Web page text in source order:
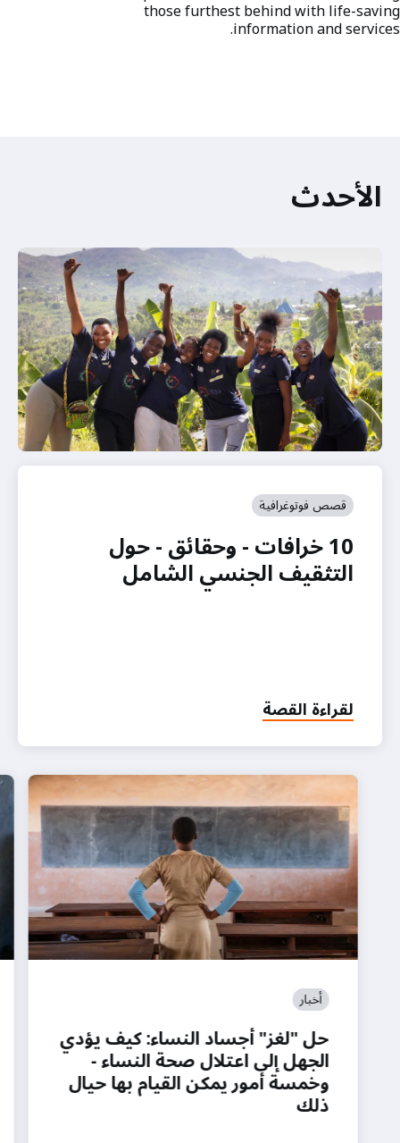
those furthest behind with life-saving
information and services.
الأحدث
قصص فوتوغرافية
10 خرافات - وحقائق - حول
التثقيف الجنسي الشامل
لقراءة القصة
أخبار
حل "لغز" أجساد النساء: كيف يؤدي
الجهل إلى اعتلال صحة النساء -
وخمسة أمور يمكن القيام بها حيال
ذلك